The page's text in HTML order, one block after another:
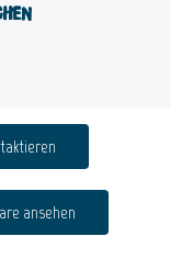
ansehen